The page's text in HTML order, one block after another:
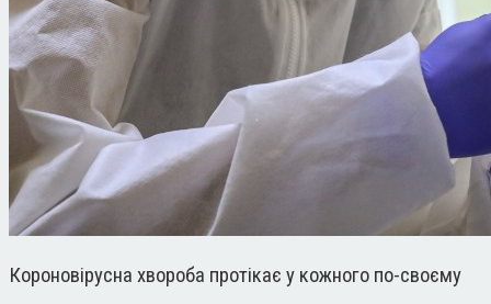
Короновірусна хвороба протікає у кожного по-своєму